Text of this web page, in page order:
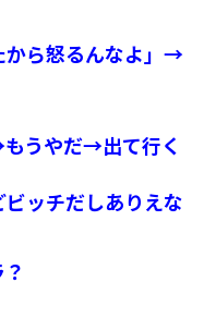
から怒るんなよ」→
うやだ→出て行く
ッチだしありえな